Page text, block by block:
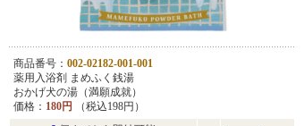
商品番号： 002-02182-001-001
薬用入浴剤 まめふく銭湯
おかげ犬の湯（満願成就）
価格： 180円
（税込198円）